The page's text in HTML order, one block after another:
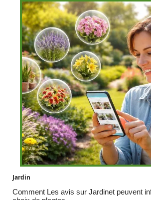
Jardin
Comment Les avis sur Jardinet peuvent